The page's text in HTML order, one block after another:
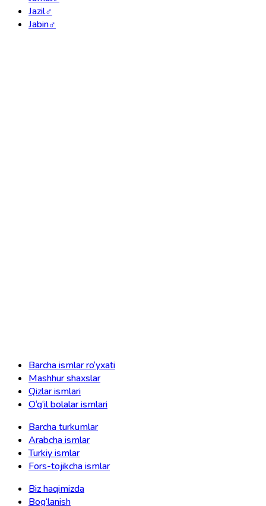
Jazil♂
Jabin♂
Barcha ismlar ro‘yxati
Mashhur shaxslar
Qizlar ismlari
O‘g‘il bolalar ismlari
Barcha turkumlar
Arabcha ismlar
Turkiy ismlar
Fors-tojikcha ismlar
Biz haqimizda
Bog‘lanish